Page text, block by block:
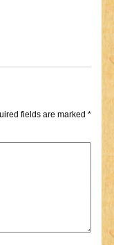
fields are marked *